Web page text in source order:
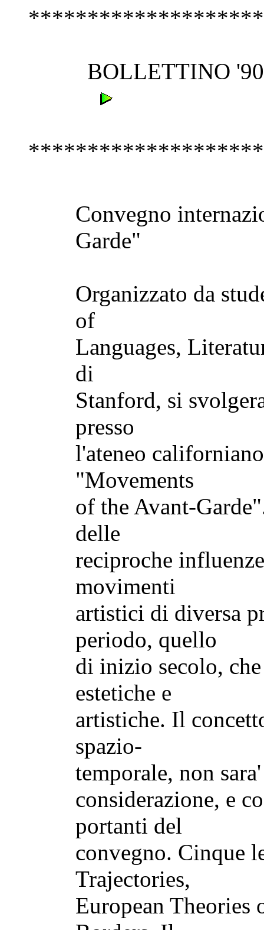
BOLLETTINO '900
Convegno
Garde"
Organizzato da
of
Languages,
di
Stanford, si
presso
l'ateneo
"Movements
of the Avant-
delle
reciproche
movimenti
artistici di diversa
periodo, quello
di inizio secolo,
estetiche e
artistiche. Il
spazio-
temporale, non
considerazione, e
portanti del
convegno. Cinque
Trajectories,
European Theories